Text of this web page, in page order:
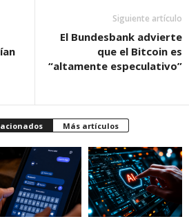
Siguiente artículo
El Bundesbank advierte
que el Bitcoin es
“altamente especulativo”
Más artículos